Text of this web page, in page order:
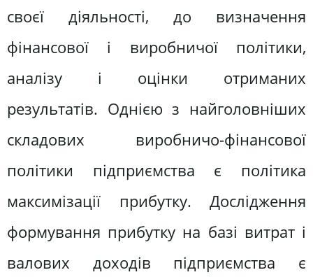
своєї діяльності, до визначення
фінансової і виробничої політики,
аналізу і оцінки отриманих
результатів. Однією з найголовніших
складових виробничо-фінансової
політики підприємства є політика
максимізації прибутку. Дослідження
формування прибутку на базі витрат і
валових доходів підприємства є